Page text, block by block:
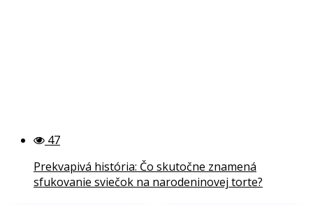
47
Prekvapivá história: Čo skutočne znamená
sfukovanie sviečok na narodeninovej torte?